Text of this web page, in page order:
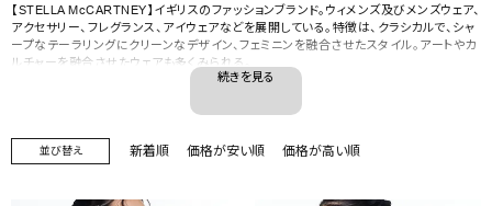
CATEGORY
BRAND
OUTLET
【STELLA McCARTNEY】イギリスのファッションブランド。ウィメンズ及びメンズウェア、
アクセサリー、フレグランス、アイウェアなどを展開している。特徴は、クラシカルで、シャ
ープなテーラリングにクリーンなデザイン、フェミニンを融合させたスタイル。アートやカ
ルチャーを融合させたウェアも多くみられる。
並び替え 新着順 価格が安い順 価格が高い順